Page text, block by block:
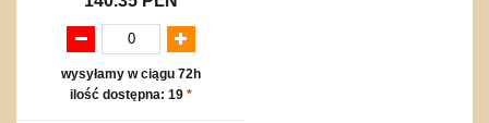
wysyłamy w ciągu 72h
ilość dostępna: 19 *